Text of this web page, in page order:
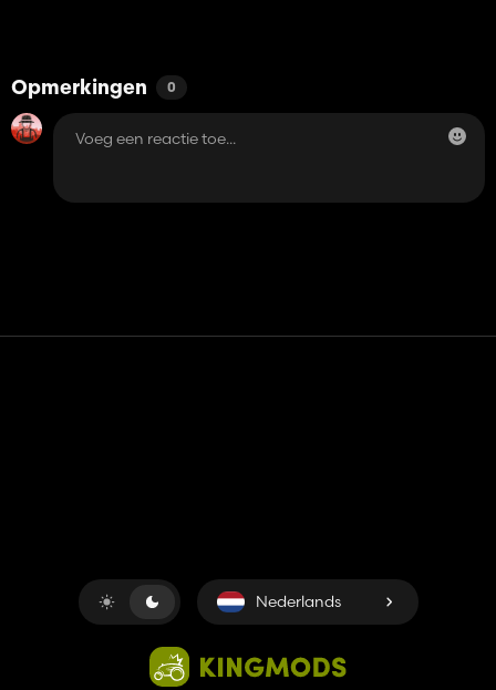
Opmerkingen 0
Nederlands